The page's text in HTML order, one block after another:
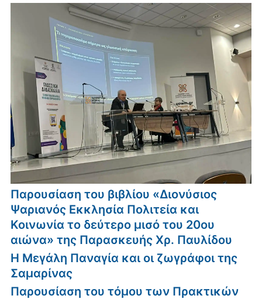
Παρουσίαση του βιβλίου «Διονύσιος
Ψαριανός Εκκλησία Πολιτεία και
Κοινωνία το δεύτερο μισό του 20ου
αιώνα» της Παρασκευής Χρ. Παυλίδου
Η Μεγάλη Παναγία και οι ζωγράφοι της
Σαμαρίνας
Παρουσίαση του τόμου των Πρακτικών